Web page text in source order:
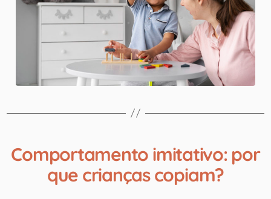
Comportamento imitativo: por
que crianças copiam?